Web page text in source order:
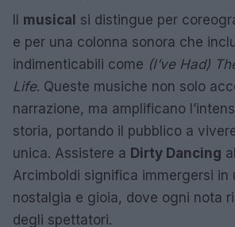
musical si distingue per
e per una colonna sonora che
indimenticabili come (I’ve Had)
Life. Queste musiche non solo
narrazione, ma amplificano
storia, portando il pubblico a
unica. Assistere a Dirty Dancing
Arcimboldi significa immergersi in
nostalgia e gioia, dove ogni nota
degli spettatori.